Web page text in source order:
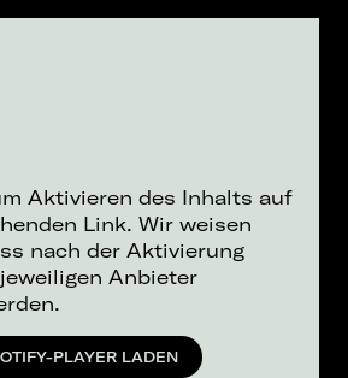
Aktivieren des Inhalts auf
Link. Wir weisen
nach der Aktivierung
Anbieter
PLAYER LADEN